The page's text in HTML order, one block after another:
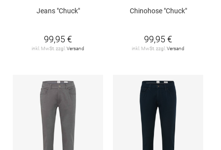
Jeans "Chuck"
99,95 €
inkl. MwSt. zzgl. Versand
Chinohose "Chuck"
99,95 €
inkl. MwSt. zzgl. Versand